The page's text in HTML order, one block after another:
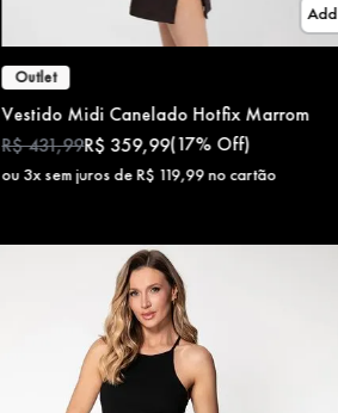
Add
Outlet
Vestido Midi Canelado Hotfix Marrom
R$431,99R$ 359,99(17% Off)
ou 3x sem juros deR$ 119,99no cartão